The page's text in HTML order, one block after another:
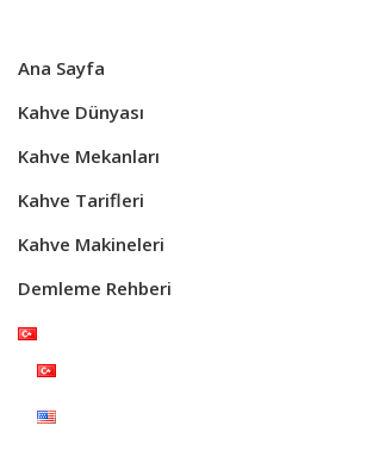
Ana Sayfa
Kahve Dünyası
Kahve Mekanları
Kahve Tarifleri
Kahve Makineleri
Demleme Rehberi